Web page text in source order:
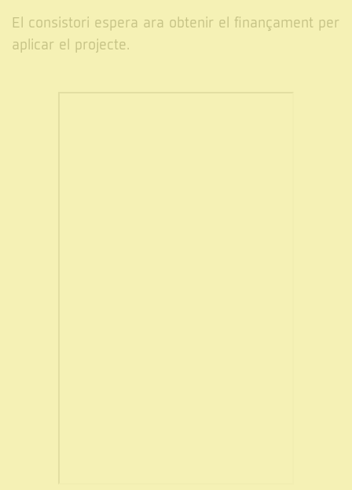
El consistori espera ara obtenir el finançament per
aplicar el projecte.